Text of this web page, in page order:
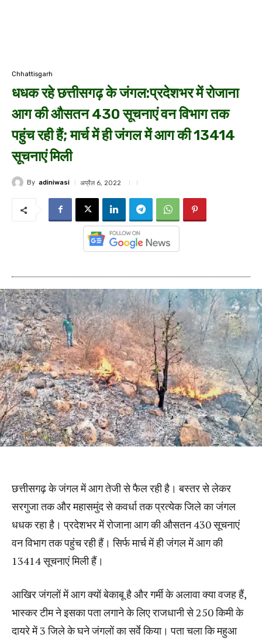
Chhattisgarh
धधक रहे छत्तीसगढ़ के जंगल:प्रदेशभर में रोजाना
आग की औसतन 430 सूचनाएं वन विभाग तक
पहुंच रही हैं; मार्च में ही जंगल में आग की 13414
सूचनाएं मिली
By adiniwasi अप्रैल 6, 2022
छत्तीसगढ़ के जंगल में आग तेजी से फैल रही है। बस्तर से लेकर
सरगुजा तक और महासमुंद से कवर्धा तक प्रत्येक जिले का जंगल
धधक रहा है। प्रदेशभर में रोजाना आग की औसतन 430 सूचनाएं
वन विभाग तक पहुंच रही हैं। सिर्फ मार्च में ही जंगल में आग की
13414 सूचनाएं मिली हैं।
आखिर जंगलों में आग क्यों बेकाबू है और गर्मी के अलावा क्या वजह हैं,
भास्कर टीम ने इसका पता लगाने के लिए राजधानी से 250 किमी के
दायरे में 3 जिले के घने जंगलों का सर्वे किया। पता चला कि महुआ